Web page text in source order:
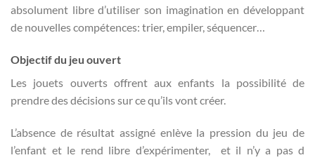
absolument libre d’utiliser son imagination en développant
de nouvelles compétences: trier, empiler, séquencer…
Objectif du jeu ouvert
Les jouets ouverts offrent aux enfants la possibilité de
prendre des décisions sur ce qu’ils vont créer.
L’absence de résultat assigné enlève la pression du jeu de
l’enfant et le rend libre d’expérimenter, et il n’y a pas d